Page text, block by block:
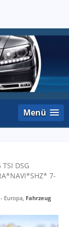
Menü
DSG
7-
Europa, Fahrzeug